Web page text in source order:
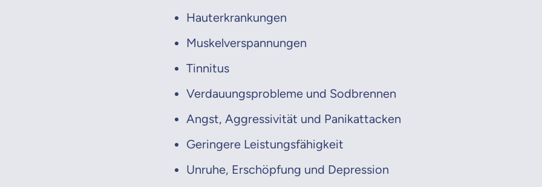
Hauterkrankungen
Muskelverspannungen
Tinnitus
Verdauungsprobleme und Sodbrennen
Angst, Aggressivität und Panikattacken
Geringere Leistungsfähigkeit
Unruhe, Erschöpfung und Depression
Kontaktaufnahme durch ottonova.